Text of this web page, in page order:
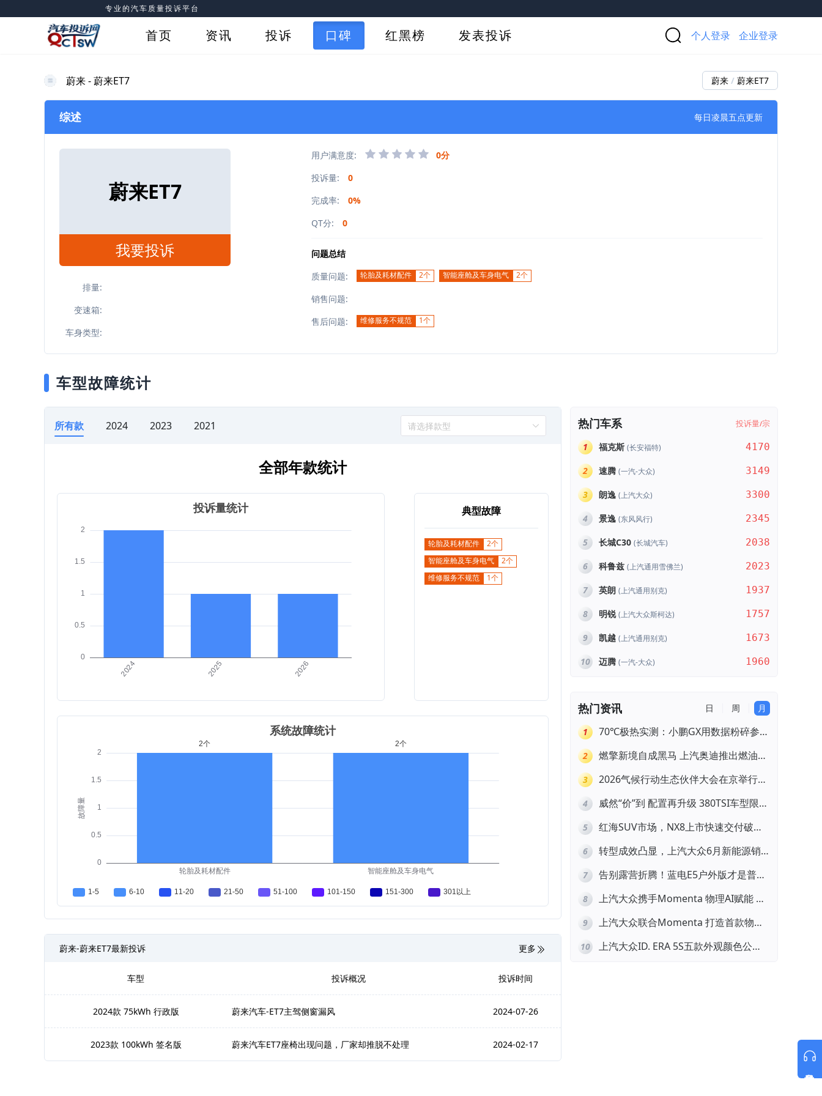
专业的汽车质量投诉平台
首页 资讯 投诉 口碑 红黑榜 发表投诉 个人登录 企业登录
蔚来 - 蔚来ET7 蔚来 / 蔚来ET7
综述 每日凌晨五点更新
蔚来ET7
我要投诉
排量:
变速箱:
车身类型:
用户满意度:
0分
投诉量:
0
完成率:
0%
QT分:
0
问题总结
质量问题:
轮胎及耗材配件 2个 智能座舱及车身电气 2个
销售问题:
售后问题:
维修服务不规范 1个
车型故障统计
所有款 2024 2023 2021 请选择款型
全部年款统计
典型故障
轮胎及耗材配件
2个
智能座舱及车身电气
2个
维修服务不规范
1个
蔚来-蔚来ET7最新投诉 更多
车型 投诉概况 投诉时间
2024款 75kWh 行政版 蔚来汽车-ET7主驾侧窗漏风 2024-07-26
2023款 100kWh 签名版 蔚来汽车ET7座椅出现问题，厂家却推脱不处理 2024-02-17
热门车系 投诉量/宗
1 福克斯 (长安福特) 4170
2 速腾 (一汽-大众) 3149
3 朗逸 (上汽大众) 3300
4 景逸 (东风风行) 2345
5 长城C30 (长城汽车) 2038
6 科鲁兹 (上汽通用雪佛兰) 2023
7 英朗 (上汽通用别克) 1937
8 明锐 (上汽大众斯柯达) 1757
9 凯越 (上汽通用别克) 1673
10 迈腾 (一汽-大众) 1960
热门资讯 日 周 月
1
70℃极热实测：小鹏GX用数据粉碎参数
2
燃擎新境自成黑马 上汽奥迪推出燃油车
3
2026气候行动生态伙伴大会在京举行，
4
威然“价”到 配置再升级 380TSI车型限时
5
红海SUV市场，NX8上市快速交付破
6
转型成效凸显，上汽大众6月新能源销
7
告别露营折腾！蓝电E5户外版才是普通
8
上汽大众携手Momenta 物理AI赋能 智
9
上汽大众联合Momenta 打造首款物理
10
上汽大众ID. ERA 5S五款外观颜色公